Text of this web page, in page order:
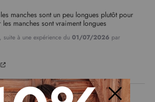
manches sont un peu longues plutôt pour
manches sont vraiment longues
, suite à une expérience du 01/07/2026 par